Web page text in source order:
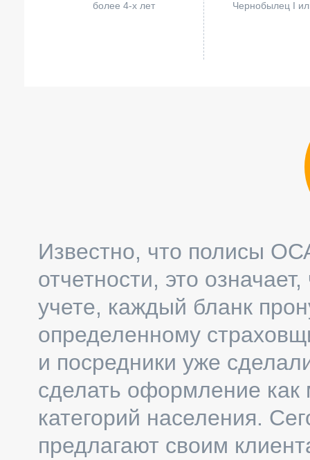
более 4-х лет Чернобылец I
Известно, что полисы
отчетности, это
учете, каждый бланк
определенному
и посредники уже
сделать оформление
категорий населения.
предлагают своим